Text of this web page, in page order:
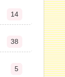
14
38
5